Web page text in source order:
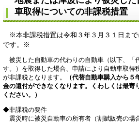
車取得についての非課税措置
※本非課税措置は令和３年３月３１日ま
です。※
被災した自動車の代わりの自動車（以下、「
す。）を取得した場合、申請により自動車取得
が非課税となります。
（代替自動車購入から
金の還付ができなくなります。くわしくは最寄
ください。）
◆非課税の要件
震災時に被災自動車の所有者（割賦販売の場